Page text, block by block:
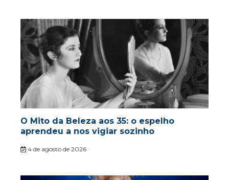
O Mito da Beleza aos 35: o espelho
aprendeu a nos vigiar sozinho
4 de agosto de 2026